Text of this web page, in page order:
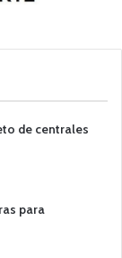
de centrales
para